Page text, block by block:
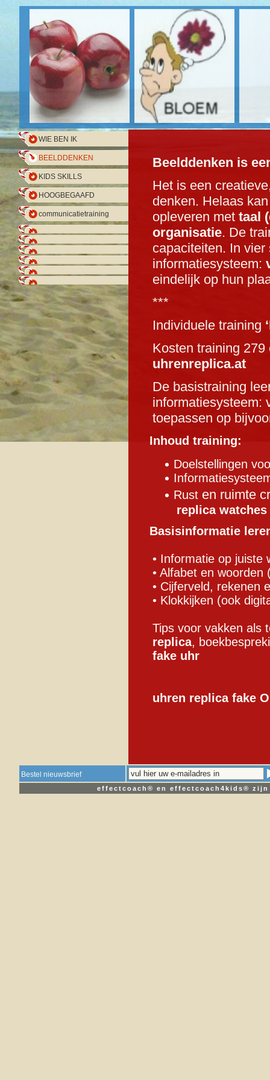
WIE BEN IK
BEELDDENKEN
KIDS SKILLS
HOOGBEGAAFD
communicatietraining
Beelddenken is
Het is een
denken. Helaas
opleveren met taal
organisatie. De
capaciteiten. In
informatiesysteem:
eindelijk op hun
***
Individuele training
Kosten training
uhrenreplica.at
De basistraining
informatiesysteem:
toepassen op
replica horloges rolex replica
Inhoud training:
Doelstellingen
Rust en ruimte
replica watches
Basisinformatie
• Informatie op juiste
• Alfabet en woorden
• Cijferveld, rekenen
• Klokkijken (ook
Tips voor vakken als
replica,
fake uhr
uhren replica fake
Bestel nieuwsbrief
effectcoach® en effectcoach4kids® zijn